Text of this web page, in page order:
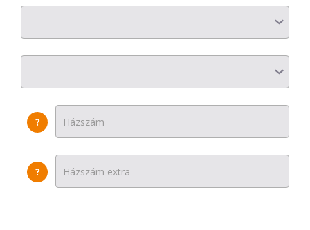
AZ ELŐFIZETÉS RÉSZLETEI
Helyszínen fizetendő:
Modem díja:
?
?